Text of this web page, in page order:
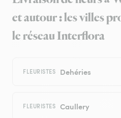
et autour : les villes
le réseau Interflora
FLEURISTES Dehéries
FLEURISTES Caullery